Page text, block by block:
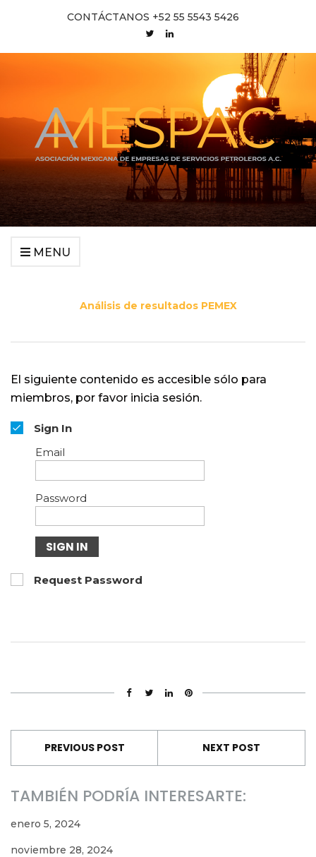
CONTÁCTANOS +52 55 5543 5426
MENU
Análisis de resultados PEMEX
El siguiente contenido es accesible sólo para
miembros, por favor inicia sesión.
Sign In
Email
Password
SIGN IN
Request Password
PREVIOUS POST NEXT POST
TAMBIÉN PODRÍA INTERESARTE:
enero 5, 2024
noviembre 28, 2024